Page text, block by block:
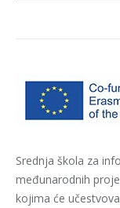
Srednja škola za
međunarodnih
kojima će